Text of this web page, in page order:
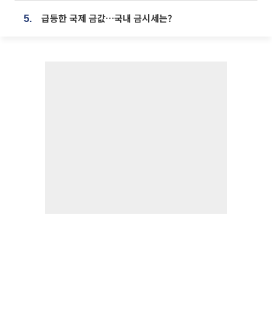
5. 급등한 국제 금값…국내 금시세는?